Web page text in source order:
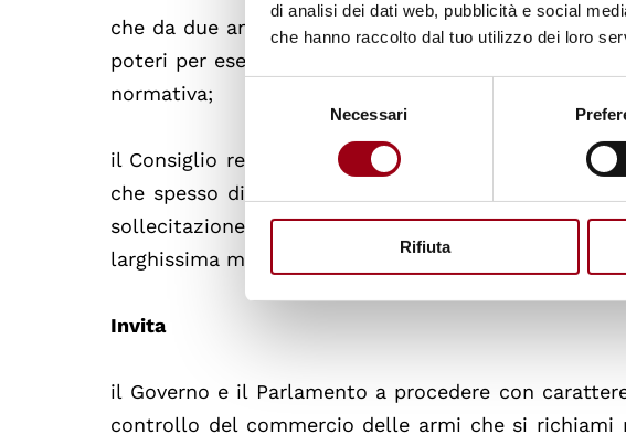
di analisi dei dati web, pubblicità e social
che hanno raccolto dal tuo utilizzo dei loro
Necessari
Rifiuta
che da due anni sono presenti in Parlamento
poteri per esercitare un efﬁcace controllo sul
normativa;
il Consiglio regionale del Veneto, allo scopo di
che spesso diventano merce di scambio per il
sollecitazione già espressa al Parlamento con
larghissima maggioranza;
Invita
il Governo e il Parlamento a procedere con
controllo del commercio delle armi che si richiami